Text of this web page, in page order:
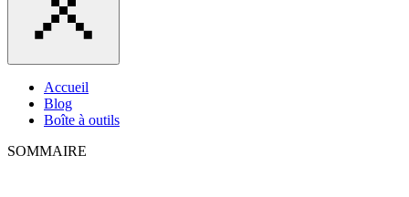
Accueil
Blog
Boîte à outils
SOMMAIRE